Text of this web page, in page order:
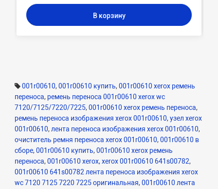
В корзину
001r00610, 001r00610 купить, 001r00610 xerox ремень
переноса, ремень переноса 001r00610 xerox wc
7120/7125/7220/7225, 001r00610 xerox ремень переноса,
ремень переноса изображения xerox 001r00610, узел xerox
001r00610, лента переноса изображения xerox 001r00610,
очиститель ремня переноса xerox 001r00610, 001r00610 в
сборе, 001r00610 купить, 001r00610 xerox ремень
переноса, 001r00610 xerox, xerox 001r00610 641s00782,
001r00610 641s00782 лента переноса изображения xerox
wc 7120 7125 7220 7225 оригинальная, 001r00610 лента